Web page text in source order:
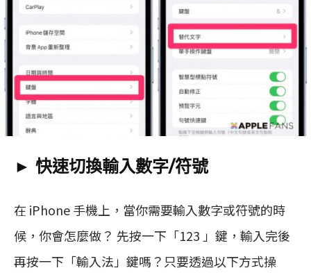
► 快速切換輸入數字/符號
在 iPhone 手機上，當你需要輸入數字或符號的時
候，你會怎麼做？ 先按一下「123 」鍵，輸入完後
再按一下「輸入法」鍵嗎？只要透過以下方式操